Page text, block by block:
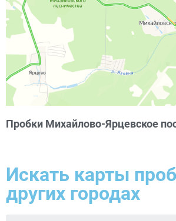
Пробки Михайлово-Ярцевское
Искать карты
других городах